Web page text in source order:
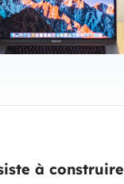
à construire